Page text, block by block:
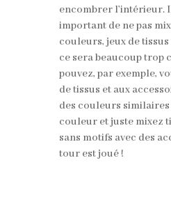
encombrer l’intérieur.
important de ne pas
couleurs, jeux de
ce sera beaucoup trop
pouvez, par exemple,
de tissus et aux
des couleurs
couleur et juste mixez
sans motifs avec des
tour est joué !